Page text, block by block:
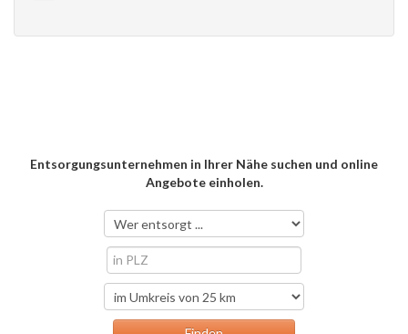
Entsorgungsunternehmen in Ihrer Nähe suchen und online
Angebote einholen.